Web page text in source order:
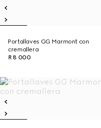
Portallaves GG Marmont con
cremallera
R 8 000